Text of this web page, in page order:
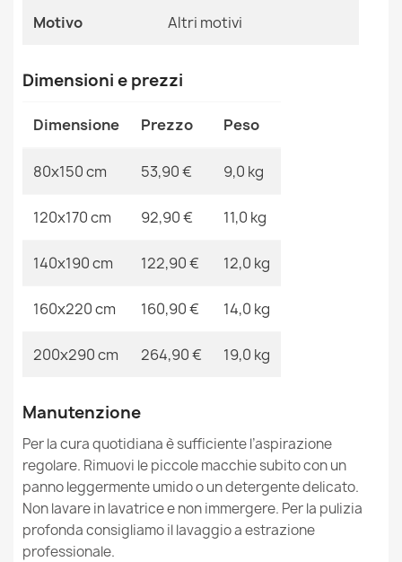
Tappeto YOYO EY78 cerchio bianco / beige - Nuvola,
Frange
Tappeto YOYO GD52 grigio / giallo - Stelle, nuvole,
53,90 €
Tappeto YOYO EY81 cerchio grigio / bianco - Orso,
montagne per bambini, strutturali, sensoriali Frange
66,90 €
Riferimenti Specifici
Motivo Altri motivi
Dimensioni e prezzi
Dimensione Prezzo Peso
80x150 cm 53,90 € 9,0 kg
120x170 cm 92,90 € 11,0 kg
140x190 cm 122,90 € 12,0 kg
160x220 cm 160,90 € 14,0 kg
200x290 cm 264,90 € 19,0 kg
Manutenzione
Per la cura quotidiana è sufficiente l’aspirazione
regolare. Rimuovi le piccole macchie subito con un
panno leggermente umido o un detergente delicato.
Non lavare in lavatrice e non immergere. Per la pulizia
profonda consigliamo il lavaggio a estrazione
professionale.